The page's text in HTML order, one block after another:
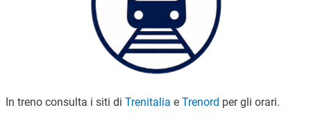
In treno consulta i siti di Trenitalia e Trenord per gli orari.